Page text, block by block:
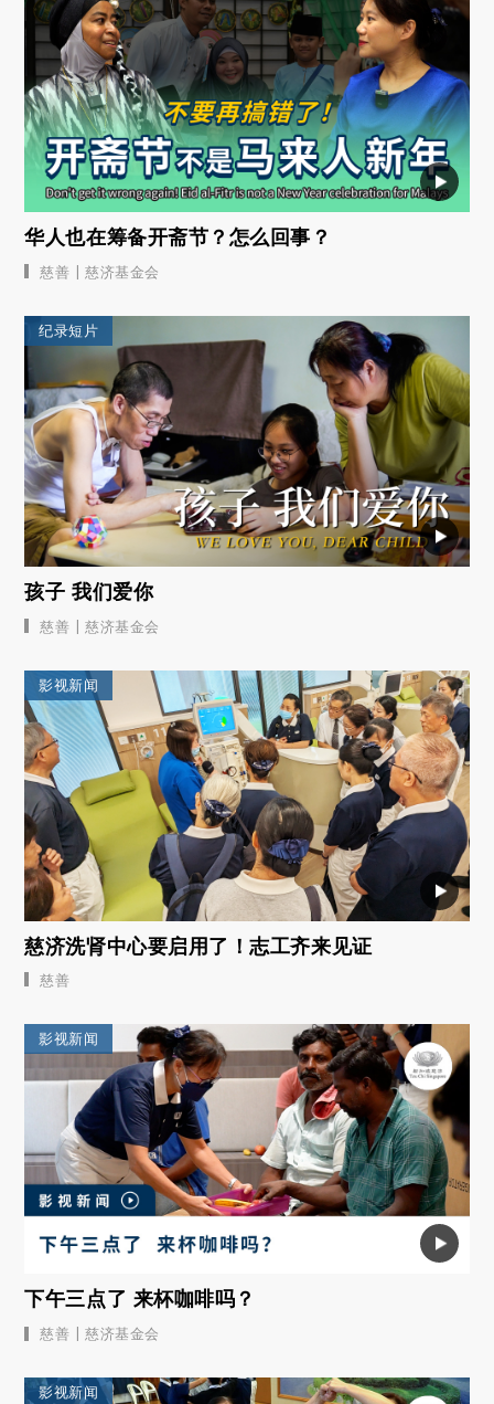
华人也在筹备开斋节？怎么回事？
慈善 | 慈济基金会
纪录短片
孩子 我们爱你
慈善 | 慈济基金会
影视新闻
慈济洗肾中心要启用了！志工齐来见证
慈善
影视新闻
下午三点了 来杯咖啡吗？
慈善 | 慈济基金会
影视新闻